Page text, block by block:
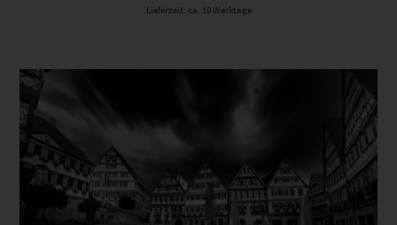
Lieferzeit: ca. 10 Werktage
Dieses Produkt weist mehrere Varianten auf. Die Optionen können auf der Produktseite gewählt werden